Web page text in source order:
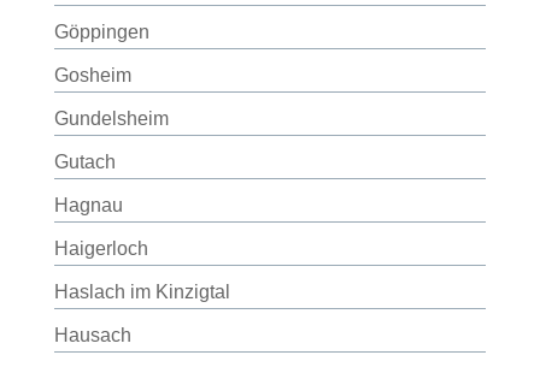
Göppingen
Gosheim
Gundelsheim
Gutach
Hagnau
Haigerloch
Haslach im Kinzigtal
Hausach